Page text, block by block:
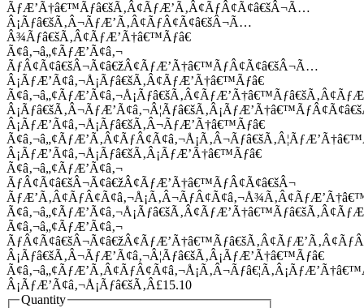
ÃƒÆ’Ã†â€™Ãƒâ€šÃ‚Â¢ÃƒÆ’Ã‚Â¢ÃƒÂ¢Ã¢â€šÂ¬Ã…
Â¡Ãƒâ€šÃ‚Â¬ÃƒÆ’Ã‚Â¢ÃƒÂ¢Ã¢â€šÂ¬Ã…
Â¾Ãƒâ€šÃ‚Â¢ÃƒÆ’Ã†â€™Ãƒâ€
Ã¢â‚¬â„¢ÃƒÆ’Ã¢â‚¬
ÃƒÂ¢Ã¢â€šÂ¬Ã¢â€žÂ¢ÃƒÆ’Ã†â€™ÃƒÂ¢Ã¢â€šÂ¬Ã…
Â¡ÃƒÆ’Ã¢â‚¬Å¡Ãƒâ€šÃ‚Â¢ÃƒÆ’Ã†â€™Ãƒâ€
Â¡ÃƒÆ’Ã¢â‚¬Å¡Ãƒâ€šÃ‚Â¬ÃƒÆ’Ã†â€™Ãƒâ€
Â¡ÃƒÆ’Ã¢â‚¬Å¡Ãƒâ€šÃ‚Â¡ÃƒÆ’Ã†â€™Ãƒâ€
Ã¢â‚¬â„¢ÃƒÆ’Ã¢â‚¬
ÃƒÂ¢Ã¢â€šÂ¬Ã¢â€žÂ¢ÃƒÆ’Ã†â€™ÃƒÂ¢Ã¢â€šÂ¬
Ã¢â‚¬â„¢ÃƒÆ’Ã¢â‚¬
Â¡Ãƒâ€šÃ‚Â¬ÃƒÆ’Ã¢â‚¬Â¦Ãƒâ€šÃ‚Â¡ÃƒÆ’Ã†â€™Ãƒâ€
Â¡ÃƒÆ’Ã¢â‚¬Å¡Ãƒâ€šÃ‚Â£15.10
Quantity